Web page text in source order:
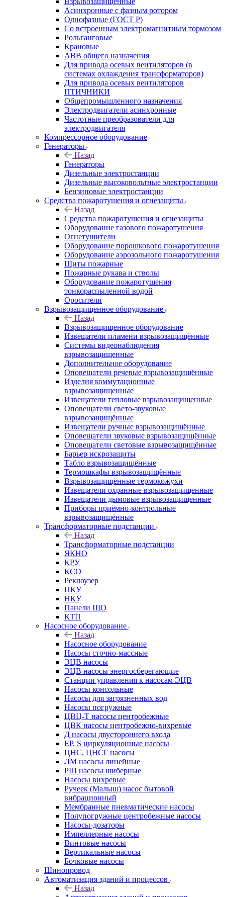
Асинхронные с фазным ротором
Однофазные (ГОСТ Р)
Со встроенным электромагнитным тормозом
Рольганговые
Крановые
АВВ общего назначения
Для привода осевых вентиляторов (в
системах охлаждения трансформаторов)
Для привода осевых вентиляторов
ПТИЧНИКИ
Общепромышленного назначения
Электродвигатели асинхронные
Частотные преобразователи для
электродвигателя
Компрессорное оборудование
Генераторы
Назад
Генераторы
Дизельные электростанции
Дизельные высоковольтные электростанции
Бензиновые электростанции
Средства пожаротушения и огнезащиты
Назад
Средства пожаротушения и огнезащиты
Оборудование газового пожаротушения
Огнетушители
Оборудование порошкового пожаротушения
Оборудование аэрозольного пожаротушения
Щиты пожарные
Пожарные рукава и стволы
Оборудование пожаротушения
тонкораспыленной водой
Оросители
Взрывозащищенное оборудование
Назад
Взрывозащищенное оборудование
Извещатели пламени взрывозащищённые
Системы видеонаблюдения
взрывозащищенные
Дополнительное оборудование
Оповещатели речевые взрывозащищённые
Изделия коммутационные
взрывозащищенные
Извещатели тепловые взрывозащищенные
Оповещатели свето-звуковые
взрывозащищённые
Извещатели ручные взрывозащищённые
Оповещатели звуковые взрывозащищённые
Оповещатели световые взрывозащищённые
Барьер искрозащиты
Табло взрывозащищённые
Термошкафы взрывозащищённые
Взрывозащищённые термокожухи
Извещатели охранные взрывозащищенные
Извещатели дымовые взрывозащищенные
Приборы приёмно-контрольные
взрывозащищённые
Трансформаторные подстанции
Назад
Трансформаторные подстанции
ЯКНО
КРУ
КСО
Реклоузер
ПКУ
НКУ
Панели ЩО
КТП
Насосное оборудование
Назад
Насосное оборудование
Насосы сточно-массные
ЭЦВ насосы
ЭЦВ насосы энергосберегающие
Станции управления к насосам ЭЦВ
Насосы консольные
Насосы для загрязненных вод
Насосы погружные
ЦВЦ-Т насосы центробежные
ЦВК насосы центробежно-вихревые
Д насосы двустороннего входа
EP, S циркуляционные насосы
ЦНС, ЦНСГ насосы
ЛМ насосы линейные
РШ насосы шиберные
Насосы вихревые
Ручеек (Малыш) насос бытовой
вибрационный
Мембранные пневматические насосы
Полупогружные центробежные насосы
Насосы-дозаторы
Импеллерные насосы
Винтовые насосы
Вертикальные насосы
Бочковые насосы
Шинопровод
Автоматизация зданий и процессов
Назад